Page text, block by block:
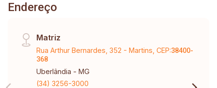
Endereço
Matriz
Rua Arthur Bernardes, 352 - Martins, CEP:38400-
368
Uberlândia - MG
(34) 3256-3000